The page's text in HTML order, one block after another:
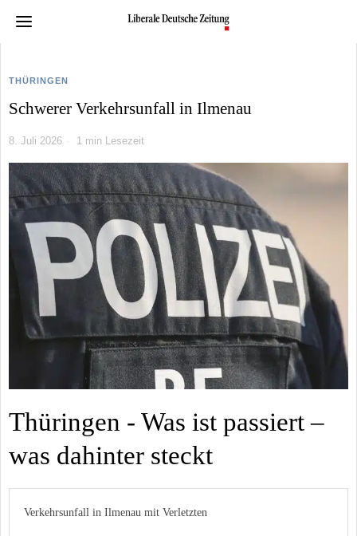
THÜRINGEN
Schwerer Verkehrsunfall in Ilmenau
8. Juli 2026 1 min Lesezeit
Thüringen - Was ist passiert –
was dahinter steckt
Verkehrsunfall in Ilmenau mit Verletzten